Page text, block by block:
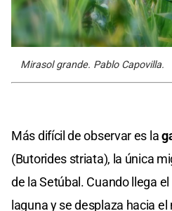
Mirasol grande. Pablo Capovilla.
Más difícil de observar es la
(Butorides striata), la única
de la Setúbal. Cuando llega
laguna y se desplaza hacia el